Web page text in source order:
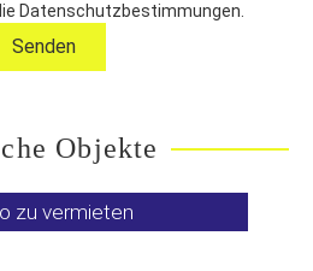
Datenschutzbestimmungen.
Objekte
zu vermieten